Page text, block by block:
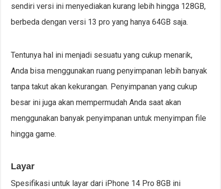
sendiri versi ini menyediakan kurang lebih hingga 128GB,
berbeda dengan versi 13 pro yang hanya 64GB saja.
Tentunya hal ini menjadi sesuatu yang cukup menarik,
Anda bisa menggunakan ruang penyimpanan lebih banyak
tanpa takut akan kekurangan. Penyimpanan yang cukup
besar ini juga akan mempermudah Anda saat akan
menggunakan banyak penyimpanan untuk menyimpan file
hingga game.
Layar
Spesifikasi untuk layar dari iPhone 14 Pro 8GB ini